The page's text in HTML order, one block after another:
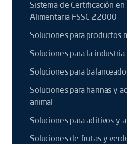
Sistema de Certificación en
Alimentaria FSSC 22000
Soluciones para productos
Soluciones para la industria
Soluciones para
Soluciones para harinas y
animal
Soluciones para aditivos y
Soluciones de frutas y